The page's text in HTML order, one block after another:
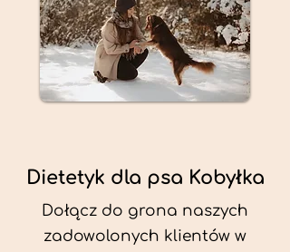
Dietetyk dla psa Kobyłka
Dołącz do grona naszych
zadowolonych klientów w